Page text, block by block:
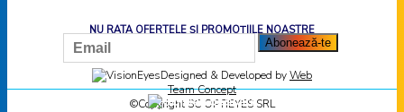
NU RATA OFERTELE ȘI PROMOȚIILE NOASTRE
Designed & Developed byWeb
Team Concept
©Copyright SC OPTIEYES SRL